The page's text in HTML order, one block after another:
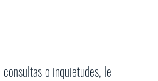
o inquietudes, le